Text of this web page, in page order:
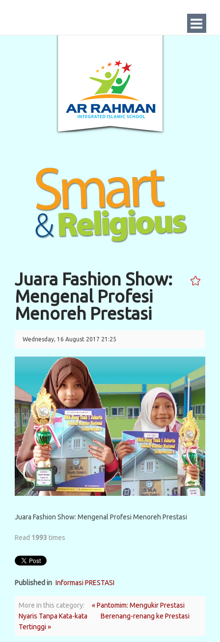
Juara Fashion Show:
Mengenal Profesi
Menoreh Prestasi
Wednesday, 16 August 2017 21:25
Juara Fashion Show: Mengenal Profesi Menoreh Prestasi
Read 1993 times
Published in Informasi PRESTASI
More in this category:
« Pantomim: Mengukir Prestasi
Nyaris Tanpa Kata-kata
Berenang-renang ke Prestasi
Tertinggi »